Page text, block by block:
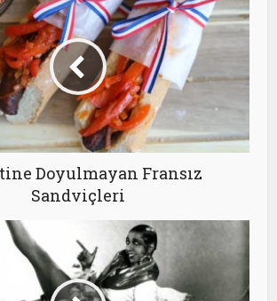
Doyulmayan Fransız
Sandviçleri